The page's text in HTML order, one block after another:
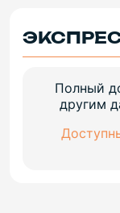
Полный
другим